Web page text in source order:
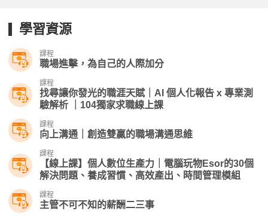
學習資源
課程
職場進擊，為自己的人際加分
課程
找尋讓你發光的職涯天賦｜AI 個人化報告 x 專業測
驗解析 ｜104獨家求職線上課
課程
向上溝通｜創造雙贏的職場溝通思維
課程
【線上課】個人數位生產力｜電腦玩物Esor的30個
解決問題、養成習慣、高效產出、時間管理模組
課程
主管不可不知的薪酬二三事